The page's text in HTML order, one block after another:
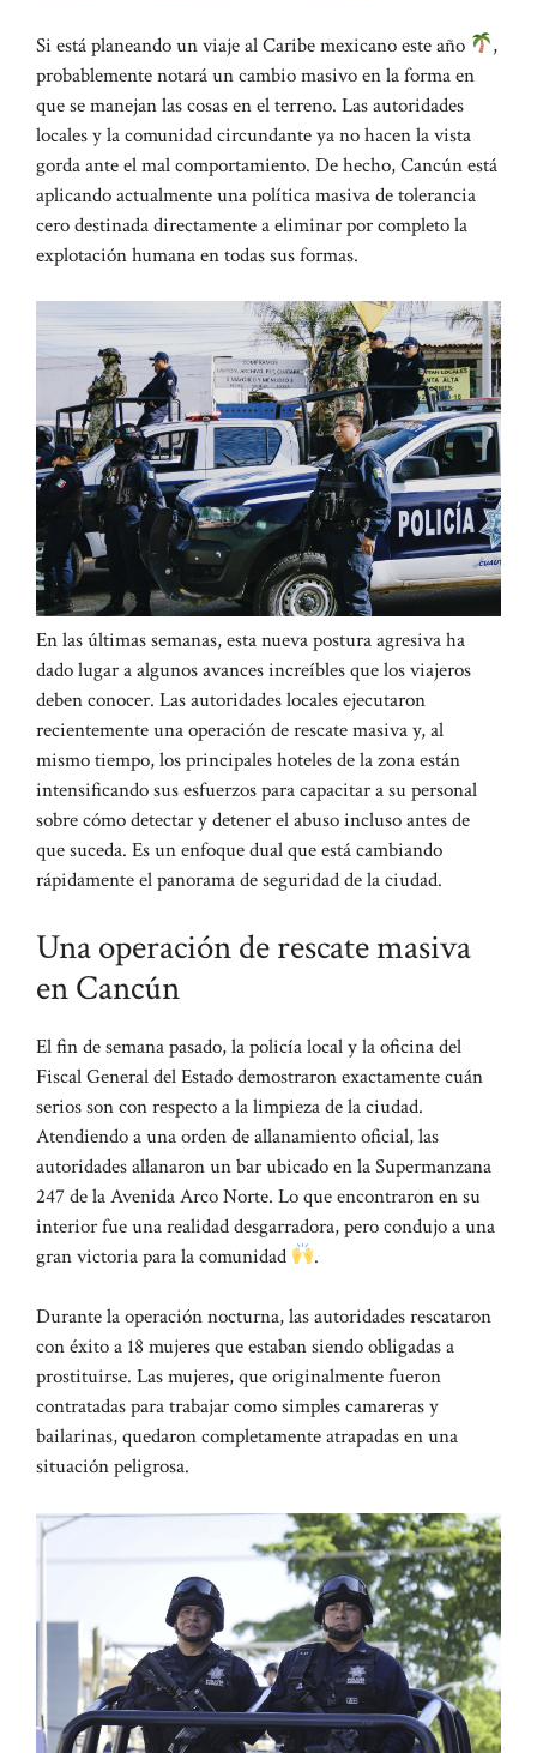
Si está planeando un viaje al Caribe mexicano este año
,
probablemente notará un cambio masivo en la forma en
que se manejan las cosas en el terreno. Las autoridades
locales y la comunidad circundante ya no hacen la vista
gorda ante el mal comportamiento. De hecho, Cancún está
aplicando actualmente una política masiva de tolerancia
cero destinada directamente a eliminar por completo la
explotación humana en todas sus formas.
En las últimas semanas, esta nueva postura agresiva ha
dado lugar a algunos avances increíbles que los viajeros
deben conocer. Las autoridades locales ejecutaron
recientemente una operación de rescate masiva y, al
mismo tiempo, los principales hoteles de la zona están
intensificando sus esfuerzos para capacitar a su personal
sobre cómo detectar y detener el abuso incluso antes de
que suceda. Es un enfoque dual que está cambiando
rápidamente el panorama de seguridad de la ciudad.
Una operación de rescate masiva
en Cancún
El fin de semana pasado, la policía local y la oficina del
Fiscal General del Estado demostraron exactamente cuán
serios son con respecto a la limpieza de la ciudad.
Atendiendo a una orden de allanamiento oficial, las
autoridades allanaron un bar ubicado en la Supermanzana
247 de la Avenida Arco Norte. Lo que encontraron en su
interior fue una realidad desgarradora, pero condujo a una
gran victoria para la comunidad
.
Durante la operación nocturna, las autoridades rescataron
con éxito a 18 mujeres que estaban siendo obligadas a
prostituirse. Las mujeres, que originalmente fueron
contratadas para trabajar como simples camareras y
bailarinas, quedaron completamente atrapadas en una
situación peligrosa.